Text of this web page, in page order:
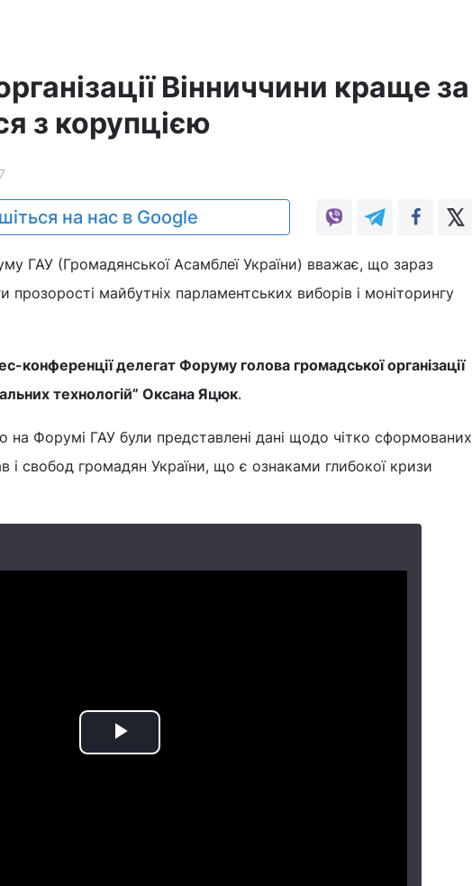
Вінниччини краще за
з корупцією
7
на нас в Google
ГАУ (Громадянської Асамблеї України) вважає, що зараз
прозорості майбутніх парламентських виборів і моніторингу
конференції делегат Форуму голова громадської організації
технологій” Оксана Яцюк.
на Форумі ГАУ були представлені дані щодо чітко сформованих
і свобод громадян України, що є ознаками глибокої кризи
Play